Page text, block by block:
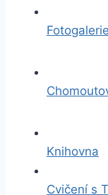
Fotogalerie
Knihovna
Cvičení s